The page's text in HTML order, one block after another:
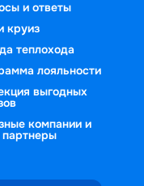
и ответы
круиз
теплохода
лояльности
выгодных
компании и